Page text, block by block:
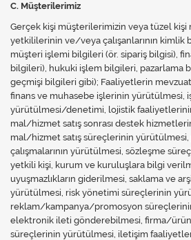
C. Müşterilerimiz
Gerçek kişi müşterilerimizin veya tüzel kişi
yetkililerinin ve/veya çalışanlarının
müşteri işlemi bilgileri (ör. sipariş bilgisi),
bilgileri), hukuki işlem bilgileri, pazarlama
geçmişi bilgileri gibi); Faaliyetlerin
finans ve muhasebe işlerinin yürütülmesi,
yürütülmesi/denetimi, lojistik
mal/hizmet satış sonrası destek
mal/hizmet satış süreçlerinin yürütülmesi,
çalışmalarının yürütülmesi, sözleşme
yetkili kişi, kurum ve kuruluşlara bilgi
uyuşmazlıkların giderilmesi, saklama ve
yürütülmesi, risk yönetimi süreçlerinin
reklam/kampanya/promosyon
elektronik ileti gönderebilmesi, firma/
süreçlerinin yürütülmesi, iletişim